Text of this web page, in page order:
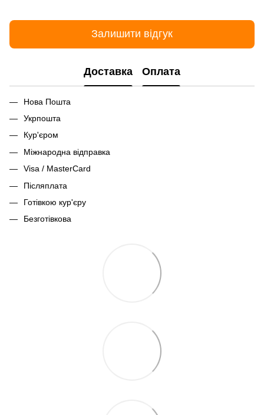
Залишити відгук
Доставка Оплата
Нова Пошта
Укрпошта
Кур'єром
Міжнародна відправка
Visa / MasterCard
Післяплата
Готівкою кур'єру
Безготівкова